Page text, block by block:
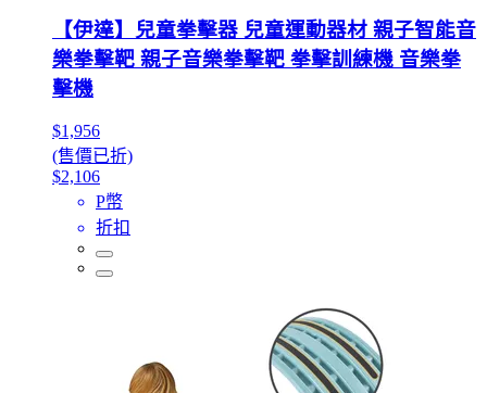
【伊達】兒童拳擊器 兒童運動器材 親子智能音
樂拳擊靶 親子音樂拳擊靶 拳擊訓練機 音樂拳
擊機
$1,956
(售價已折)
$2,106
P幣
折扣